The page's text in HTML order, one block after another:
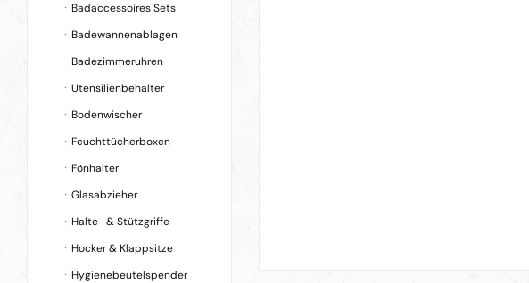
Badaccessoires Sets
Badewannenablagen
Badezimmeruhren
Utensilienbehälter
Bodenwischer
Feuchttücherboxen
Fönhalter
Glasabzieher
Halte- & Stützgriffe
Hocker & Klappsitze
Hygienebeutelspender